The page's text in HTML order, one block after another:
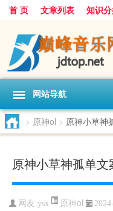
首 页 文章列表 知识
网站导航
> 原神ol > 原神小草神
原神小草神孤单文
网友:ysx 原神ol